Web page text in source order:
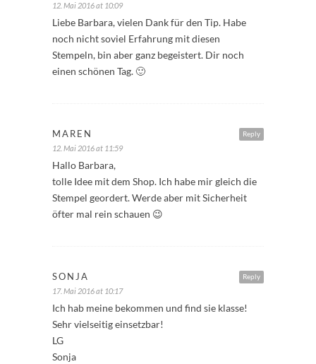
12. Mai 2016 at 10:09
Liebe Barbara, vielen Dank für den Tip. Habe
noch nicht soviel Erfahrung mit diesen
Stempeln, bin aber ganz begeistert. Dir noch
einen schönen Tag. 🙂
Reply
MAREN
12. Mai 2016 at 11:59
Hallo Barbara,
tolle Idee mit dem Shop. Ich habe mir gleich die
Stempel geordert. Werde aber mit Sicherheit
öfter mal rein schauen 😉
Reply
SONJA
17. Mai 2016 at 10:17
Ich hab meine bekommen und find sie klasse!
Sehr vielseitig einsetzbar!
LG
Sonja